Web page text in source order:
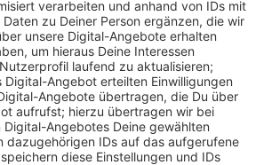
Unternehmen wirklich?
dauert vier Minuten. Danach
mit einer Zahl und fünf
wo bei euch draußen nichts